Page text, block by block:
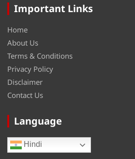
Important Links
Home
About Us
Terms & Conditions
Privacy Policy
Disclaimer
Contact Us
Language
Hindi